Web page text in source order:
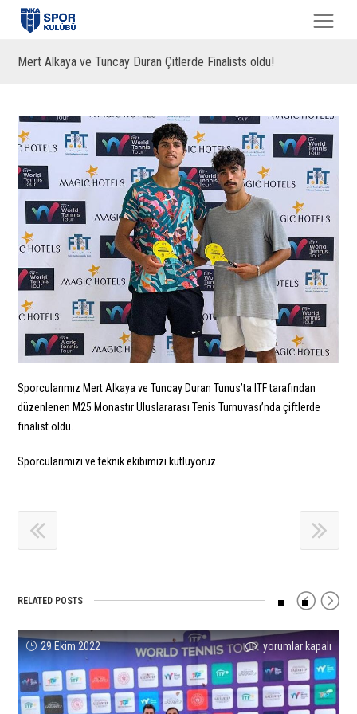
Mert Alkaya ve Tuncay Duran Çitlerde Finalists oldu!
Sporcularımız Mert Alkaya ve Tuncay Duran Tunus’ta ITF tarafından
düzenlenen M25 Monastır Uluslararası Tenis Turnuvası’nda çiftlerde
finalist oldu.
Sporcularımızı ve teknik ekibimizi kutluyoruz.
RELATED POSTS
29 Ekim 2022
Sarp
Çiftlerde
İkinci
Oldu!
yorumlar kapalı
Ayşe
Bal
Sünyanın
En
yorumlar kapalı
Ayça
Fidanoğlu’dan
Dünya
Çapında
yorumlar kapalı
Melih
Anavatan
18
Yaş
yorumlar kapalı
Özlem
Uslu
Şampiyon!
için
yorumlar kapalı
Arda
Azkara
&
Tuncay
yorumlar kapalı